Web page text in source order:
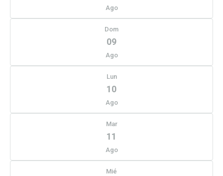
Ago
Dom
09
Ago
Lun
10
Ago
Mar
11
Ago
Mié